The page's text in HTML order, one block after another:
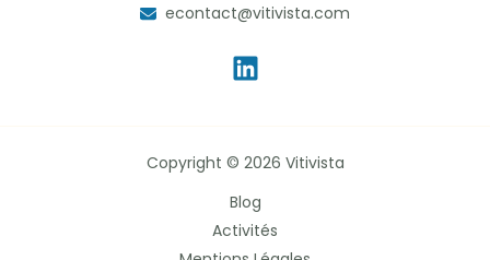
econtact@vitivista.com
Copyright © 2026 Vitivista
Blog
Activités